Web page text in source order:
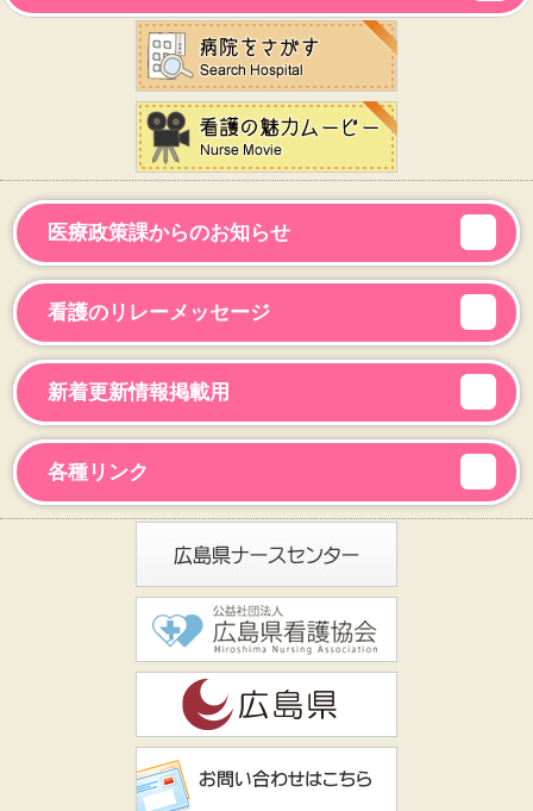
医療政策課からのお知らせ
看護のリレーメッセージ
新着更新情報掲載用
各種リンク